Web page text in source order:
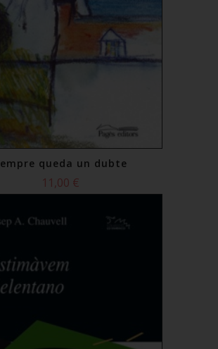
queda un dubte
11,00 €